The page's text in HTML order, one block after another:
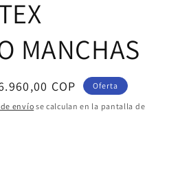
MANCHAS
COP
Oferta
envíose calculan en la pantalla de